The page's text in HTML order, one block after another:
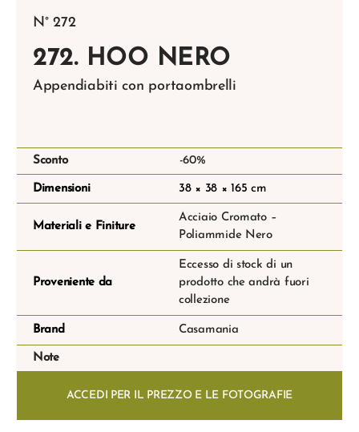
N° 272
272. HOO NERO
Appendiabiti con portaombrelli
Sconto -60%
Dimensioni 38 × 38 × 165 cm
Materiali e Finiture
Acciaio Cromato –
Poliammide Nero
Proveniente da
Eccesso di stock di un
prodotto che andrà fuori
collezione
Brand Casamania
Note
ACCEDI PER IL PREZZO E LE FOTOGRAFIE